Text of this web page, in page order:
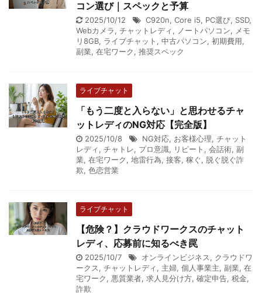
コン選び｜スペックと予算
2025/10/12 C920n, Core i5, PC選び, SSD,
Webカメラ, チャットレディ, ノートパソコン, メモ
リ8GB, ライブチャット , 中古パソコン, 初期費用,
副業, 在宅ワーク, 推奨スペック
ライブチャット
「もう二度と入らない」と思わせるチャ
ットレディのNG対応【完全版】
2025/10/8 NG対応, お客様心理, チャット
レディ, チャトレ, プロ意識, リピート , 会話術, 副
業, 在宅ワーク, 地雷行為, 接客, 稼ぐ, 脱ぐ脱ぐ詐
欺, 色恋営業
ライブチャット
【危険？】クラウドワークスのチャット
レディ、応募前に知るべき罠
2025/10/7 オンラインビジネス, クラウドワ
ークス, チャットレディ, 主婦, 個人事業主, 副業, 在
宅ワーク, 悪質業者, 求人見分け方, 確定申告, 税金,
詐欺